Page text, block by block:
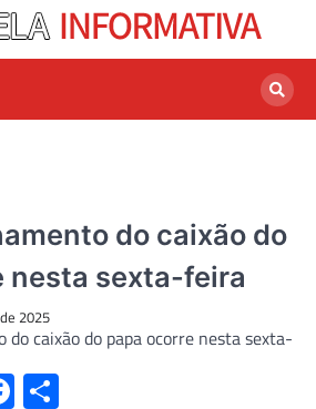
do caixão do
nesta sexta-feira
2025
Facebook